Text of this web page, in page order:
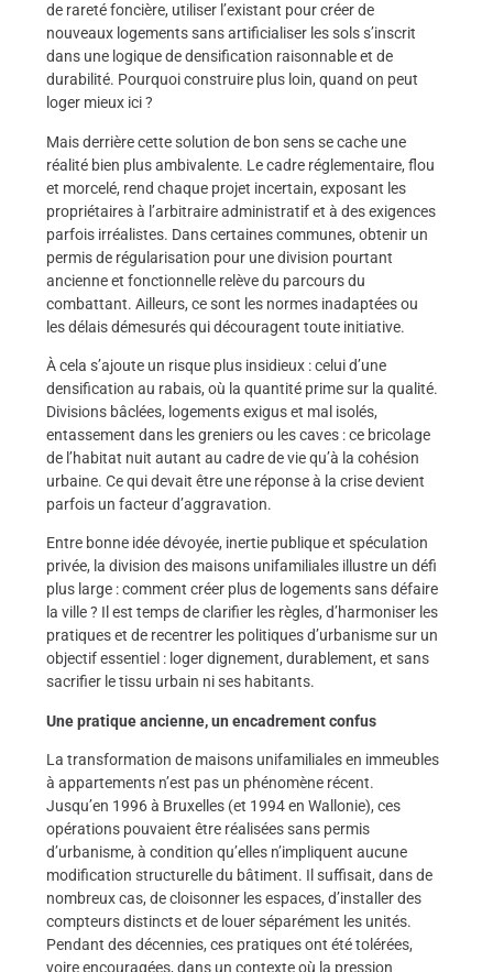
de rareté foncière, utiliser l’existant pour créer de
nouveaux logements sans artificialiser les sols s’inscrit
dans une logique de densification raisonnable et de
durabilité. Pourquoi construire plus loin, quand on peut
loger mieux ici ?
Mais derrière cette solution de bon sens se cache une
réalité bien plus ambivalente. Le cadre réglementaire, flou
et morcelé, rend chaque projet incertain, exposant les
propriétaires à l’arbitraire administratif et à des exigences
parfois irréalistes. Dans certaines communes, obtenir un
permis de régularisation pour une division pourtant
ancienne et fonctionnelle relève du parcours du
combattant. Ailleurs, ce sont les normes inadaptées ou
les délais démesurés qui découragent toute initiative.
À cela s’ajoute un risque plus insidieux : celui d’une
densification au rabais, où la quantité prime sur la qualité.
Divisions bâclées, logements exigus et mal isolés,
entassement dans les greniers ou les caves : ce bricolage
de l’habitat nuit autant au cadre de vie qu’à la cohésion
urbaine. Ce qui devait être une réponse à la crise devient
parfois un facteur d’aggravation.
Entre bonne idée dévoyée, inertie publique et spéculation
privée, la division des maisons unifamiliales illustre un défi
plus large : comment créer plus de logements sans défaire
la ville ? Il est temps de clarifier les règles, d’harmoniser les
pratiques et de recentrer les politiques d’urbanisme sur un
objectif essentiel : loger dignement, durablement, et sans
sacrifier le tissu urbain ni ses habitants.
Une pratique ancienne, un encadrement confus
La transformation de maisons unifamiliales en immeubles
à appartements n’est pas un phénomène récent.
Jusqu’en 1996 à Bruxelles (et 1994 en Wallonie), ces
opérations pouvaient être réalisées sans permis
d’urbanisme, à condition qu’elles n’impliquent aucune
modification structurelle du bâtiment. Il suffisait, dans de
nombreux cas, de cloisonner les espaces, d’installer des
compteurs distincts et de louer séparément les unités.
Pendant des décennies, ces pratiques ont été tolérées,
voire encouragées, dans un contexte où la pression